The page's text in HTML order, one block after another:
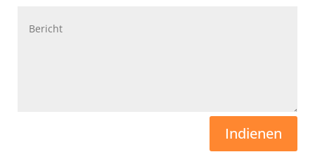
Indienen